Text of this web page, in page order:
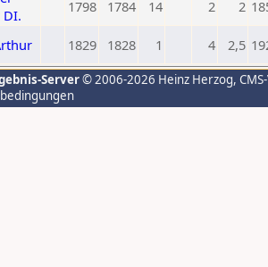
DI.
1798 1784 14 2 2
1829 1828 1 4 2,5
Server© 2006-2026 Heinz Herzog,